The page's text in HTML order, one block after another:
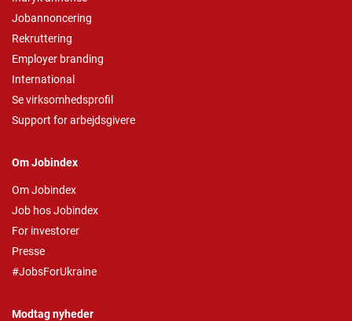
Jobannoncering
Rekruttering
Employer branding
International
Se virksomhedsprofil
Support for arbejdsgivere
Om Jobindex
Om Jobindex
Job hos Jobindex
For investorer
Presse
#JobsForUkraine
Modtag nyheder